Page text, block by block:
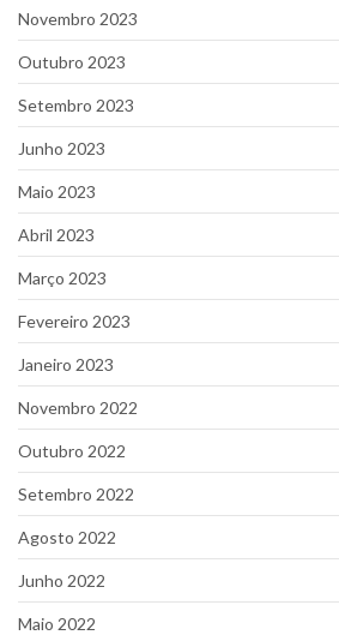
Novembro 2023
Outubro 2023
Setembro 2023
Junho 2023
Maio 2023
Abril 2023
Março 2023
Fevereiro 2023
Janeiro 2023
Novembro 2022
Outubro 2022
Setembro 2022
Agosto 2022
Junho 2022
Maio 2022